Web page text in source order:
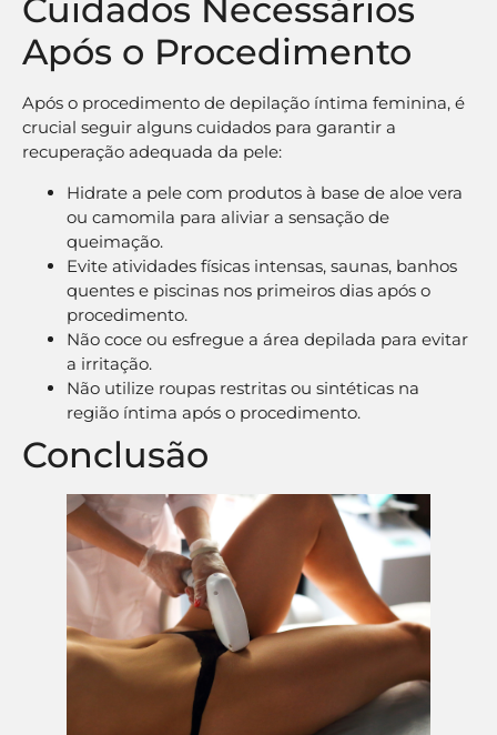
Cuidados Necessários
Após o Procedimento
Após o procedimento de depilação íntima feminina, é
crucial seguir alguns cuidados para garantir a
recuperação adequada da pele:
Hidrate a pele com produtos à base de aloe vera
ou camomila para aliviar a sensação de
queimação.
Evite atividades físicas intensas, saunas, banhos
quentes e piscinas nos primeiros dias após o
procedimento.
Não coce ou esfregue a área depilada para evitar
a irritação.
Não utilize roupas restritas ou sintéticas na
região íntima após o procedimento.
Conclusão